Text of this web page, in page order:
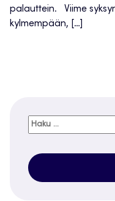
palauttein. Viime
kylmempään, […]
Haku: